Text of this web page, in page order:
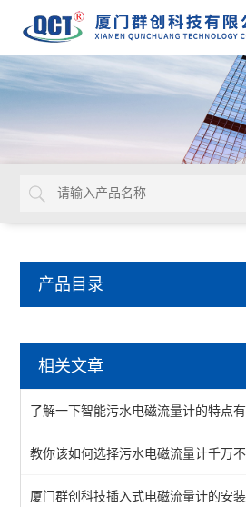
产品目录
KF系列转轮流量计
LZT系列浮子流量计
电磁流量计
涡街流量计
相关文章
了解一下智能污水电磁流量计的特点
教你该如何选择污水电磁流量计千万
厦门群创科技插入式电磁流量计的安